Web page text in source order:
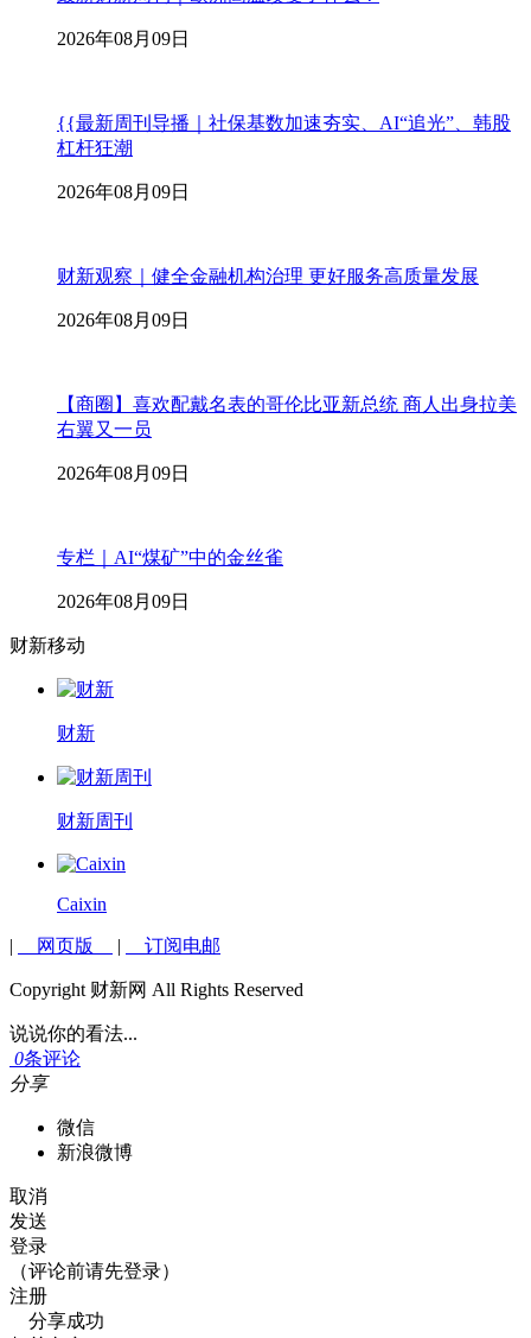
2026年08月09日
{{最新周刊导播｜社保基数加速夯实、AI“追光”、韩股
杠杆狂潮
2026年08月09日
财新观察｜健全金融机构治理 更好服务高质量发展
2026年08月09日
【商圈】喜欢配戴名表的哥伦比亚新总统 商人出身拉美
右翼又一员
2026年08月09日
专栏｜AI“煤矿”中的金丝雀
2026年08月09日
财新移动
财新
财新周刊
Caixin
| 网页版 | 订阅电邮
Copyright 财新网 All Rights Reserved
说说你的看法...
0条评论
分享
微信
新浪微博
取消
发送
登录
（评论前请先登录）
注册
分享成功